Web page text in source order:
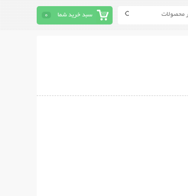
سبد خرید شما 0